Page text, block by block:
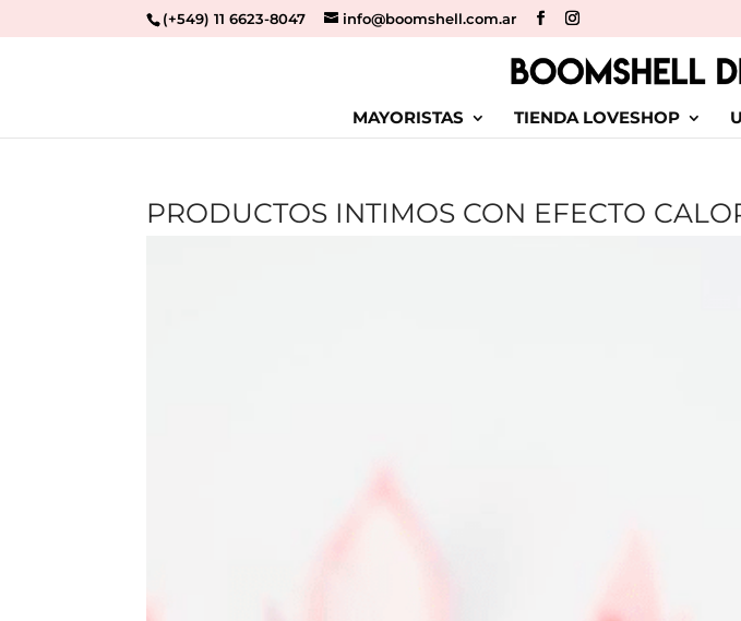
(+549) 11 6623-8047 info@boomshell.com.ar
MAYORISTAS TIENDA LOVESHOP
PRODUCTOS INTIMOS CON EFECTO